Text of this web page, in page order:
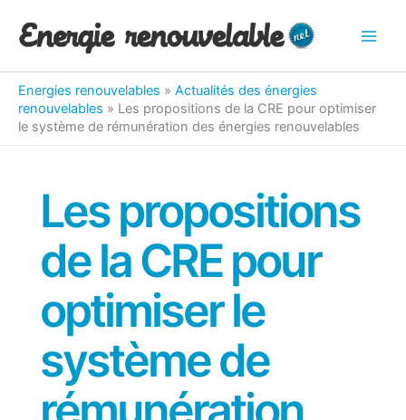
Energies renouvelables » Actualités des énergies
renouvelables » Les propositions de la CRE pour optimiser
le système de rémunération des énergies renouvelables
Les propositions
de la CRE pour
optimiser le
système de